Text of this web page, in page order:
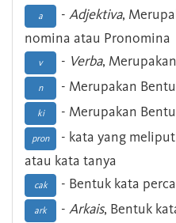
a - Adjektiva,
nomina atau Pronomina
v - Verba,
n - Merupakan
ki - Merupakan
pron
- kata yang
atau kata tanya
cak - Bentuk kata
ark - Arkais, Bentuk